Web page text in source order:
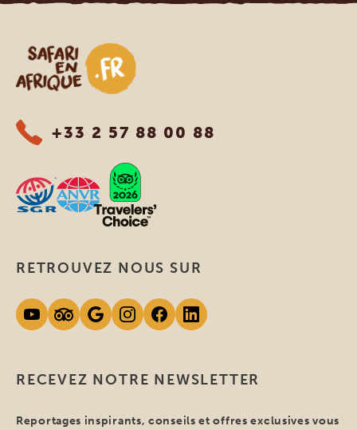
Safari en Afrique
+33 2 57 88 00 88
RECEVEZ NOTRE NEWSLETTER
Reportages inspirants, conseils et offres exclusives vous
RETROUVEZ NOUS SUR